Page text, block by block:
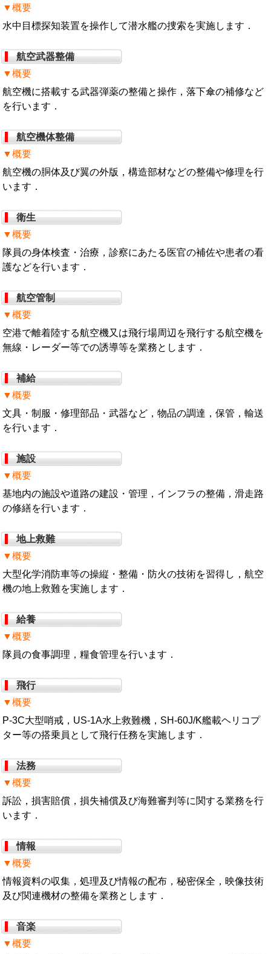
▼概要
水中目標探知装置を操作して潜水艦の捜索を実施します．
航空武器整備
▼概要
航空機に搭載する武器弾薬の整備と操作，落下傘の補修など
を行います．
航空機体整備
▼概要
航空機の胴体及び翼の外版，構造部材などの整備や修理を行
います．
衛生
▼概要
隊員の身体検査・治療，診察にあたる医官の補佐や患者の看
護などを行います．
航空管制
▼概要
空港で離着陸する航空機又は飛行場周辺を飛行する航空機を
無線・レーダー等での誘導等を業務とします．
補給
▼概要
文具・制服・修理部品・武器など，物品の調達，保管，輸送
を行います．
施設
▼概要
基地内の施設や道路の建設・管理，インフラの整備，滑走路
の修繕を行います．
地上救難
▼概要
大型化学消防車等の操縦・整備・防火の技術を習得し，航空
機の地上救難を実施します．
給養
▼概要
隊員の食事調理，糧食管理を行います．
飛行
▼概要
P-3C大型哨戒，US-1A水上救難機，SH-60J/K艦載ヘリコプ
ター等の搭乗員として飛行任務を実施します．
法務
▼概要
訴訟，損害賠償，損失補償及び海難審判等に関する業務を行
います．
情報
▼概要
情報資料の収集，処理及び情報の配布，秘密保全，映像技術
及び関連機材の整備を業務とします．
音楽
▼概要